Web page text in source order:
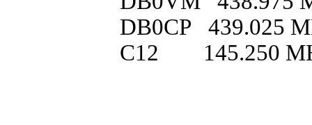
DB0CP 439.025
C12 145.250